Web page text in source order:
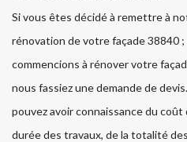
Si vous êtes décidé à remettre à
rénovation de votre façade 38840 ;
commencions à rénover votre
nous fassiez une demande de
pouvez avoir connaissance du
durée des travaux, de la totalité